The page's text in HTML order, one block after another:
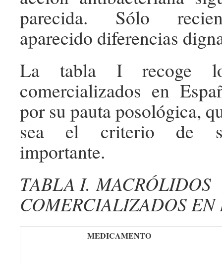
parecida. Sólo
aparecido diferencias
La tabla I recoge
comercializados en
por su pauta posológica,
sea el criterio de
importante.
TABLA I. MACRÓLIDOS
COMERCIALIZADOS EN
MEDICAMENTO